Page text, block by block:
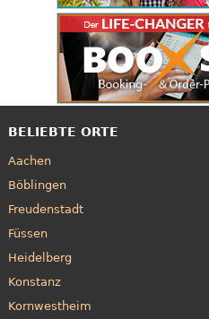
BELIEBTE ORTE
Aachen
Böblingen
Freudenstadt
Füssen
Heidelberg
Konstanz
Kornwestheim